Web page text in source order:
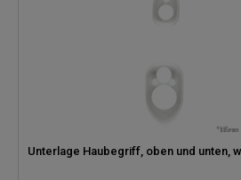
Unterlage Haubegriff, oben und unten,